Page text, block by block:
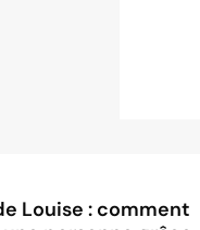
Louise : comment